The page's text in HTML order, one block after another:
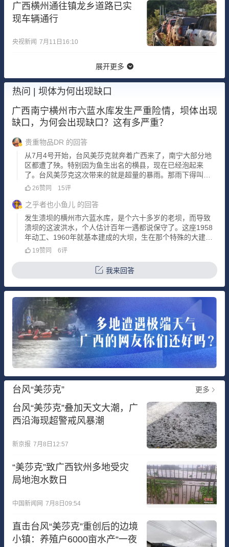
广西横州通往镇龙乡道路已实
现车辆通行
央视新闻 7月11日16:10
展开更多
热问 | 坝体为何出现缺口
广西南宁横州市六蓝水库发生严重险情，坝体出现
缺口，为何会出现缺口？这有多严重？
贵重物品DR 的回答
从7月4号开始，台风美莎克就奔着广西来了，南宁大部分地
区都遭了殃。特别因为鱼生出名的横县，现在已经泡起来
了。台风美莎克这次带来的就是超量的暴雨。那雨下得叫一
个大，一开始是暴雨，后来直接升级成大暴雨，有些地方干
下，一天接一天地下，江河里的水蹭蹭往上涨
26赞同 15评
之乎者也小鱼儿 的回答
发生溃坝的横州市六蓝水库，是个六十多岁的老坝，而导致
溃坝的这波洪水，个人估计百年一遇都说保守了。这座1958
年动工、1960年就基本建成的大坝，生在那个特殊的大建设
年月。当年修坝没有现在的重型碾压机械，全靠周边群众肩
生那天起就带着时代的局限性。它不
19赞同 6评
我来回答
台风“美莎克” 更多
台风“美莎克”叠加天文大潮，广
西沿海现超警戒风暴潮
新京报 7月8日12:57
“美莎克”致广西钦州多地受灾
局地泡水数日
中国新闻网 7月8日09:54
直击台风“美莎克”重创后的边境
小镇：养殖户6000亩水产“一夜